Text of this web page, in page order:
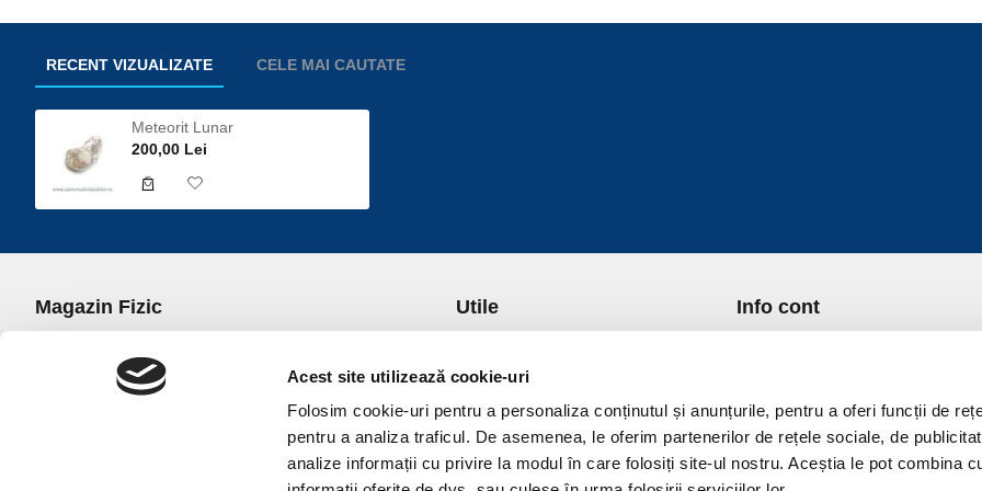
Acest site utilizează cookie-uri
Folosim cookie-uri pentru a personaliza conținutul și anunțurile, pentru a oferi funcții de
pentru a analiza traficul. De asemenea, le oferim partenerilor de rețele sociale, de
analize informații cu privire la modul în care folosiți site-ul nostru. Aceștia le pot combina
RECENT VIZUALIZATE CELE MAI CAUTATE
Meteorit Lunar
200,00 Lei
Magazin Fizic
office@universulcristalelor.ro
0799 879 911, 0723 145 611 (Comenzi Telefonice)
Utile
Transport si Plata
Politica de Returnare
Politica de confidentialitate
Politica Cookies
Termeni si conditii
Info cont
Lista Favorite
GDPR - Protectia datelor
Contact